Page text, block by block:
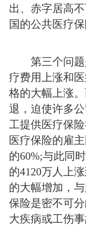
出、赤字居高
国的公共医疗
第三个问题
疗费用上涨和
格的大幅上涨
退，迫使许多
工提供医疗保
医疗保险的雇
的60%;与此同
的4120万人上
的大幅增加，
保险是密不可
大疾病或工伤